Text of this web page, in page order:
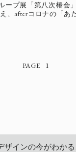
ープ展「第八次椿会
、afterコロナの「あ
1
ザインの今がわか